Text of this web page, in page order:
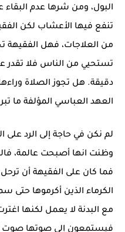
البول، ومن شرها عدم
تنفع فيها الأعشاب لكن
من العلاجات، فهل الفقيهة
تستحيي من الناس فلا تقدر
دقيقة. هل تجوز الصلاة
العهد العباسي المؤلفة ما
لم نكن في حاجة إلى الرد
وظنت انها أصبحت عالمة،
فما كان على الفقيهة أن ترحل
الكرماء الذين أكرموها حتى
مع البدنة لا يعمل لكنها
فيستمعون إلى صوتها صوت